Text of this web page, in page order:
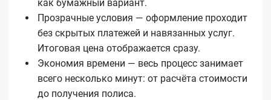
как бумажный вариант.
Прозрачные условия — оформление проходит
без скрытых платежей и навязанных услуг.
Итоговая цена отображается сразу.
Экономия времени — весь процесс занимает
всего несколько минут: от расчёта стоимости
до получения полиса.